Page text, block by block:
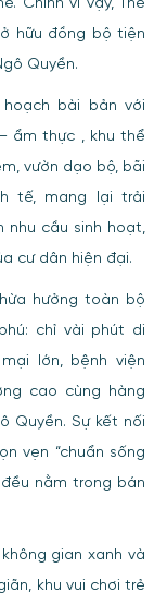
hữu đồng bộ tiện
Quyền.
hoạch bài bản với
ẩm thực , khu thể
vườn dạo bộ, bãi
tế, mang lại trải
cầu sinh hoạt,
cư dân hiện đại.
hưởng toàn bộ
chỉ vài phút di
lớn, bệnh viện
cao cùng hàng
Quyền. Sự kết nối
vẹn “chuẩn sống
nằm trong bán
gian xanh và
khu vui chơi trẻ